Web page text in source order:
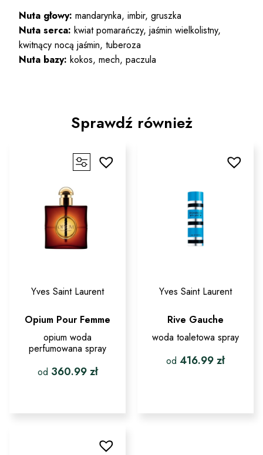
Nuta głowy: mandarynka, imbir, gruszka
Nuta serca: kwiat pomarańczy, jaśmin wielkolistny,
kwitnący nocą jaśmin, tuberoza
Nuta bazy: kokos, mech, paczula
Sprawdź również
Yves Saint Laurent
Opium Pour Femme
opium woda
perfumowana spray
od 360.99zł
ma
Yves Saint Laurent
Rive Gauche
woda toaletowa spray
od 416.99zł
wiele